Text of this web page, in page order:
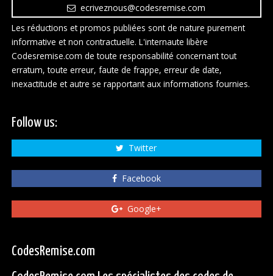
ecriveznous@codesremise.com
Les réductions et promos publiées sont de nature purement
informative et non contractuelle. L'internaute libère
Codesremise.com de toute responsabilité concernant tout
erratum, toute erreur, faute de frappe, erreur de date,
inexactitude et autre se rapportant aux informations fournies.
Follow us:
Twitter
Facebook
Google+
CodesRemise.com